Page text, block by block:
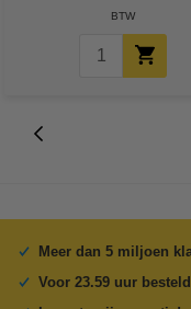
BTW
Meer dan 5 miljoen
Voor 23.59 uur